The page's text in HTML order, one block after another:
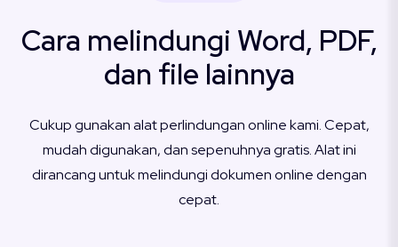
Cara melindungi Word, PDF,
dan file lainnya
Cukup gunakan alat perlindungan online kami. Cepat,
mudah digunakan, dan sepenuhnya gratis. Alat ini
dirancang untuk melindungi dokumen online dengan
cepat.